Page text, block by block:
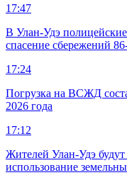
17:47
В Улан-Удэ
спасение сбережений
17:24
Погрузка на ВСЖД
2026 года
17:12
Жителей Улан-Удэ будут
использование